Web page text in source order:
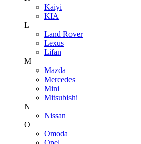
Kaiyi
KIA
L
Land Rover
Lexus
Lifan
M
Mazda
Mercedes
Mini
Mitsubishi
N
Nissan
O
Omoda